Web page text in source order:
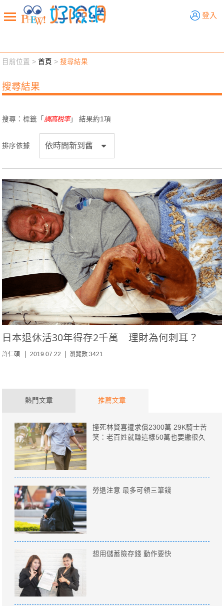
登入
新聞觀點 業務交流
退休先準備 好險學堂 輔銷工具 活動專區
目前位置 >首頁 >搜尋結果
搜尋結果
搜尋：標籤「 調高稅率」 結果約1項
排序依據
日本退休活30年得存2千萬 理財為何刺耳？
許仁碩 2019.07.22 瀏覽數:3421
熱門文章 推薦文章
撞死林賢喜遭求償2300萬 29K騎士苦
笑：老百姓就賺這樣50萬也要繳很久
勞退注意 最多可領三筆錢
想用儲蓄險存錢 動作要快